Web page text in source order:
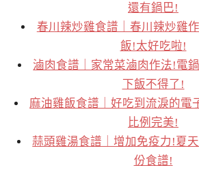
還有鍋巴!
春川辣炒雞食譜｜春川辣炒雞
飯!太好吃啦!
滷肉食譜｜家常菜滷肉作法!電
下飯不得了!
麻油雞飯食譜｜好吃到流淚的電
比例完美!
蒜頭雞湯食譜｜增加免疫力!夏
份食譜!